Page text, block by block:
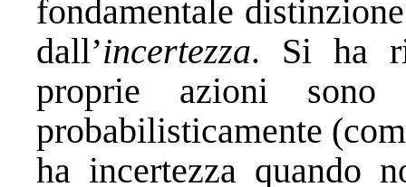
fondamentale
dall’incertezza. Si ha
proprie azioni sono
probabilisticamente
ha incertezza quando